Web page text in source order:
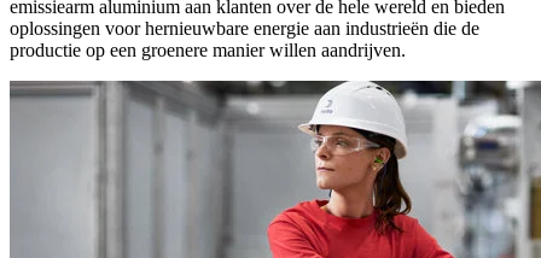
emissiearm aluminium aan klanten over de hele wereld en bieden
oplossingen voor hernieuwbare energie aan industrieën die de
productie op een groenere manier willen aandrijven.